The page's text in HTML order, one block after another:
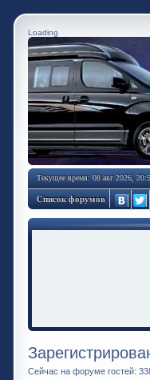
Loading
Текущее время: 08 авг 2026,
Список форумов
Сейчас на форуме гостей: